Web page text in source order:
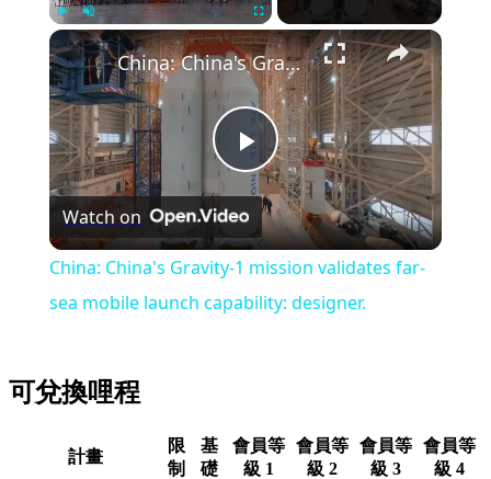
Play Unmute Fullscreen
Play
Video
China: China's Gravity-1 mission validates far-sea mobile launch capability: designer.
Watch on
China: China's Gravity-1 mission validates far-
sea mobile launch capability: designer.
可兌換哩程
計畫
限
制
基
礎
會員等
級 1
會員等
級 2
會員等
級 3
會員等
級 4